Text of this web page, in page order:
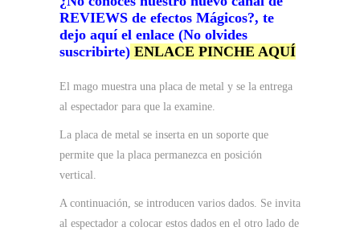
REVIEWS de efectos Mágicos?, te
dejo aquí el enlace (No olvides
suscribirte) ENLACE PINCHE AQUÍ
El mago muestra una placa de metal y se la entrega
al espectador para que la examine.
La placa de metal se inserta en un soporte que
permite que la placa permanezca en posición
vertical.
A continuación, se introducen varios dados. Se invita
al espectador a colocar estos dados en el otro lado de